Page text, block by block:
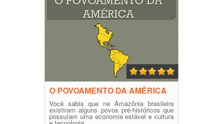
O POVOAMENTO DA AMÉRICA
Você sabia que na Amazônia brasileira
existiram alguns povos pré-históricos que
possuíam uma economia estável e cultura